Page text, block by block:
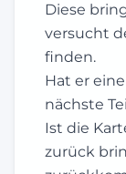
Diese
versucht
finden.
Hat er
nächste
Ist die
zurück